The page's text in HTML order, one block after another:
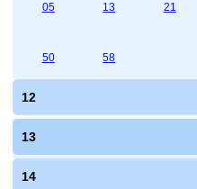
05 13 21
50 58
12
13
14